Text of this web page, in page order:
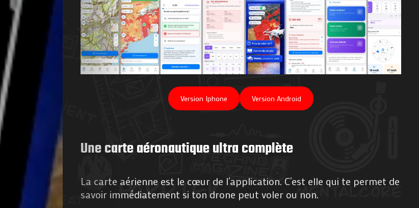
Version Iphone Version Android
Une carte aéronautique ultra complète
La carte aérienne est le cœur de l’application. C’est elle qui te permet de
savoir immédiatement si ton drone peut voler ou non.